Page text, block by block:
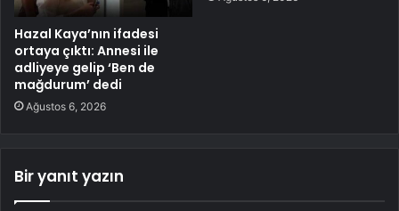
Hazal Kaya’nın ifadesi
ortaya çıktı: Annesi ile
adliyeye gelip ‘Ben de
mağdurum’ dedi
Ağustos 6, 2026
Bir yanıt yazın